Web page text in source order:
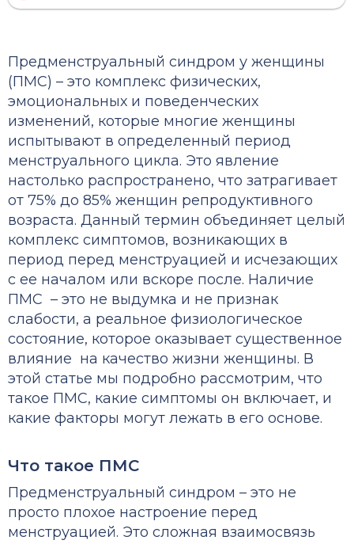
Предменструальный синдром у женщины
(ПМС) – это комплекс физических,
эмоциональных и поведенческих
изменений, которые многие женщины
испытывают в определенный период
менструального цикла. Это явление
настолько распространено, что затрагивает
от 75% до 85% женщин репродуктивного
возраста. Данный термин объединяет целый
комплекс симптомов, возникающих в
период перед менструацией и исчезающих
с ее началом или вскоре после. Наличие
ПМС – это не выдумка и не признак
слабости, а реальное физиологическое
состояние, которое оказывает существенное
влияние на качество жизни женщины. В
этой статье мы подробно рассмотрим, что
такое ПМС, какие симптомы он включает, и
какие факторы могут лежать в его основе.
Что такое ПМС
Предменструальный синдром – это не
просто плохое настроение перед
менструацией. Это сложная взаимосвязь